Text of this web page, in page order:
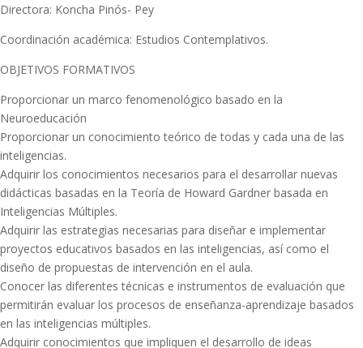
Directora: Koncha Pinós- Pey
Coordinación académica: Estudios Contemplativos.
OBJETIVOS FORMATIVOS
Proporcionar un marco fenomenológico basado en la
Neuroeducación
Proporcionar un conocimiento teórico de todas y cada una de las
inteligencias.
Adquirir los conocimientos necesarios para el desarrollar nuevas
didácticas basadas en la Teoría de Howard Gardner basada en
Inteligencias Múltiples.
Adquirir las estrategias necesarias para diseñar e implementar
proyectos educativos basados en las inteligencias, así como el
diseño de propuestas de intervención en el aula.
Conocer las diferentes técnicas e instrumentos de evaluación que
permitirán evaluar los procesos de enseñanza-aprendizaje basados
en las inteligencias múltiples.
Adquirir conocimientos que impliquen el desarrollo de ideas